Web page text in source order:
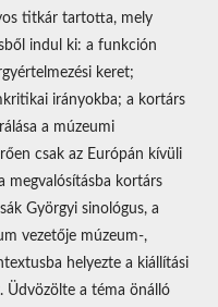
titkár tartotta, mely
indul ki: a funkción
keret;
irányokba; a kortárs
a múzeumi
csak az Európán kívüli
megvalósításba kortárs
Györgyi sinológus, a
vezetője múzeum-,
helyezte a kiállítási
Üdvözölte a téma önálló